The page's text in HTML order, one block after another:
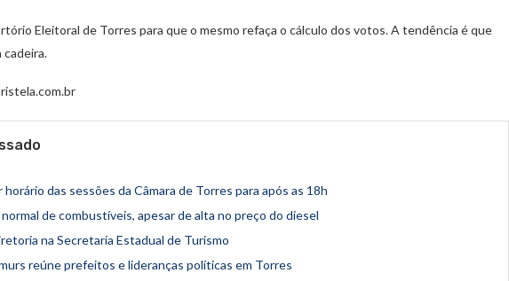
Eleitoral de Torres para que o mesmo refaça o cálculo dos votos. A tendência é que
cadeira.
das sessões da Câmara de Torres para após as 18h
de combustíveis, apesar de alta no preço do diesel
na Secretaria Estadual de Turismo
reúne prefeitos e lideranças políticas em Torres